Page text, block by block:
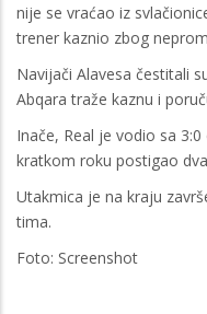
nije se vraćao iz
trener kaznio zbog
Navijači Alavesa čestitali
Abqara traže kaznu i
Inače, Real je vodio sa
kratkom roku postigao
Utakmica je na kraju
tima.
Foto: Screenshot